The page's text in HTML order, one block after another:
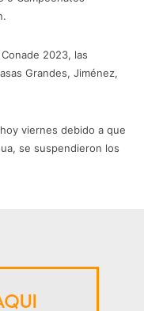
2023, las
Grandes, Jiménez,
viernes debido a que
se suspendieron los